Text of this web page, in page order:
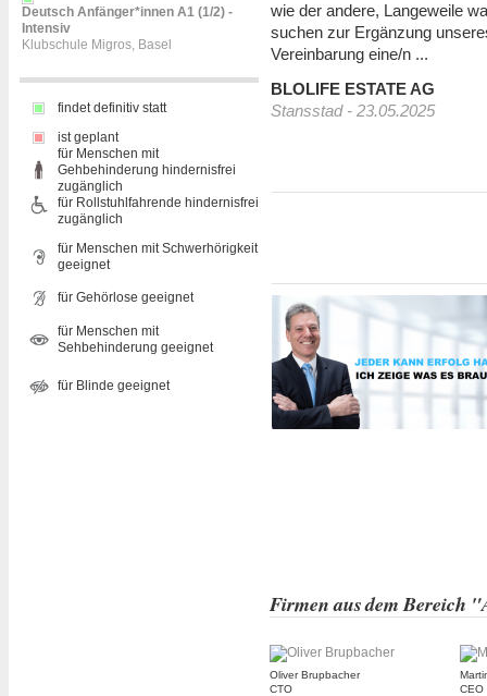
Deutsch Anfänger*innen A1 (1/2) -
Intensiv
Klubschule Migros, Basel
findet definitiv statt
ist geplant
für Menschen mit
Gehbehinderung hindernisfrei
zugänglich
für Rollstuhlfahrende hindernisfrei
zugänglich
für Menschen mit Schwerhörigkeit
geeignet
für Gehörlose geeignet
für Menschen mit
Sehbehinderung geeignet
für Blinde geeignet
wie der andere, Langeweile
suchen zur Ergänzung
Vereinbarung eine/n ...
BLOLIFE ESTATE AG
Stansstad - 23.05.2025
Firmen aus dem Bereich
Oliver Brupbacher
CTO
CEO